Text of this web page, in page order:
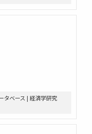
タベース | 経済学研究